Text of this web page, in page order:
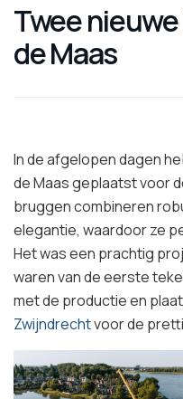
Twee
de Maas
In de afgelopen dagen
de Maas geplaatst voor
bruggen combineren
elegantie, waardoor ze
Het was een prachtig
waren van de eerste
met de productie en
Zwijndrechtvoor de